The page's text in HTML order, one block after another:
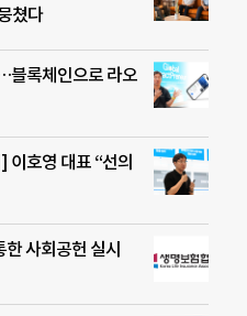
쳤다
블록체인으로 라오
이호영 대표 “선의
한 사회공헌 실시